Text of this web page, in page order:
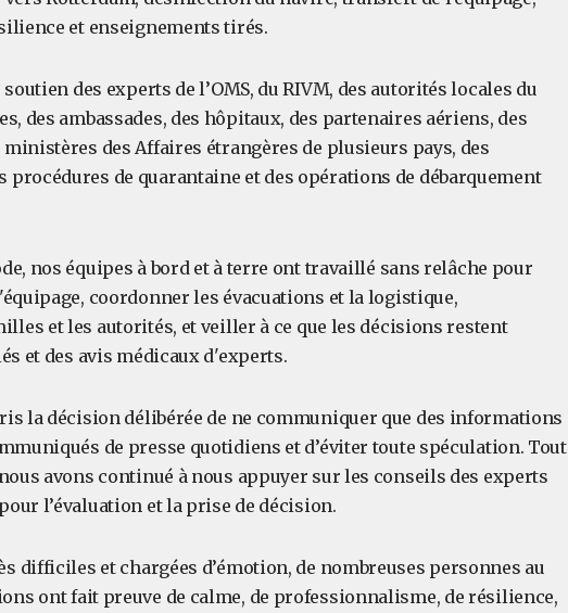
et enseignements tirés.
des experts de l’OMS, du RIVM, des autorités locales du
des ambassades, des hôpitaux, des partenaires aériens, des
des Affaires étrangères de plusieurs pays, des
procédures de quarantaine et des opérations de débarquement
nos équipes à bord et à terre ont travaillé sans relâche pour
coordonner les évacuations et la logistique,
et les autorités, et veiller à ce que les décisions restent
et des avis médicaux d'experts.
la décision délibérée de ne communiquer que des informations
de presse quotidiens et d’éviter toute spéculation. Tout
avons continué à nous appuyer sur les conseils des experts
l’évaluation et la prise de décision.
difficiles et chargées d’émotion, de nombreuses personnes au
ont fait preuve de calme, de professionnalisme, de résilience,